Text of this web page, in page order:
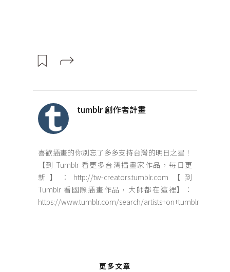
tumblr 創作者計畫
喜歡插畫的你別忘了多多支持台灣的明日之星！
【到 Tumblr 看更多台灣插畫家作品，每日更
新】：http://tw-creators.tumblr.com【到
Tumblr 看國際插畫作品，大師都在這裡】：
https://www.tumblr.com/search/artists+on+tumblr
更多文章